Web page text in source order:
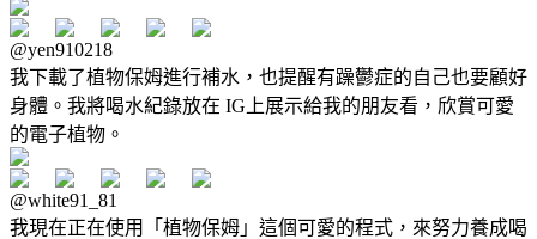
@yen910218
我下載了植物保姆進行補水，也提醒有躁鬱症的自己也要顧好
身體。我將喝水紀錄放在 IG上展示給我的朋友看，欣賞可愛
的電子植物。
@white91_81
我現在正在使用「植物保姆」這個可愛的程式，來努力養成喝